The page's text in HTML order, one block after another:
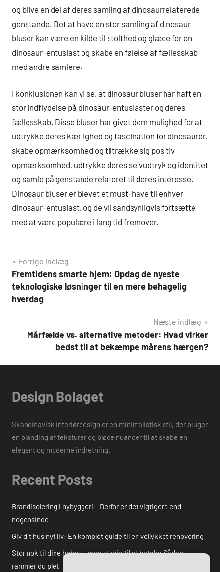
og blive en del af deres samling af dinosaurrelaterede
genstande. Det at have en stor samling af dinosaur
bluser kan være en kilde til stolthed og glæde for en
dinosaur-entusiast og skabe en følelse af fællesskab
med andre samlere.
I konklusionen kan vi se, at dinosaur bluser har haft en
stor indflydelse på dinosaur-entusiaster og deres
fællesskab. Disse bluser har givet dem mulighed for at
udtrykke deres kærlighed og fascination for dinosaurer,
skabe opmærksomhed og tiltrække sig positiv
opmærksomhed, udtrykke deres selvudtryk og identitet
og samle på genstande relateret til deres interesse.
Dinosaur bluser er blevet et must-have til enhver
dinosaur-entusiast, og de vil sandsynligvis fortsætte
med at være populære i lang tid fremover.
Indlægsnavigation
Forrige indlæg
Fremtidens smarte hjem: Opdag de nyeste
teknologiske løsninger til en mere behagelig
hverdag
Næste indlæg
Mårfælde vs. alternative metoder: Hvad virker
bedst til at bekæmpe mårens hærgen?
Design Bolaget
Skandinavisk interiørdesign er en minimalistisk stil, der bruger
en blanding af teksturer og bløde nuancer til at skabe en
elegant og moderne indretning.
Recent Posts
Brandisolering i nybyggeri – Derfor er det vigtigere end
nogensinde
Giv dit hus nyt liv: En komplet guide til en vellykket renovering
Stor nok til dine behov – men stadig til at betale: Sådan
rammer du plet